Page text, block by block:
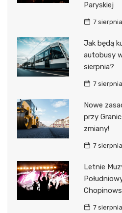
Paryskiej
7
Jak będą
autobusy
sierpnia?
7
Nowe
przy
zmiany!
7
Letnie
7